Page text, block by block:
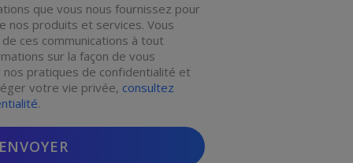
que vous nous fournissez pour
nos produits et services. Vous
ces communications à tout
sur la façon de vous
nos pratiques de confidentialité et
votre vie privée, consultez
.